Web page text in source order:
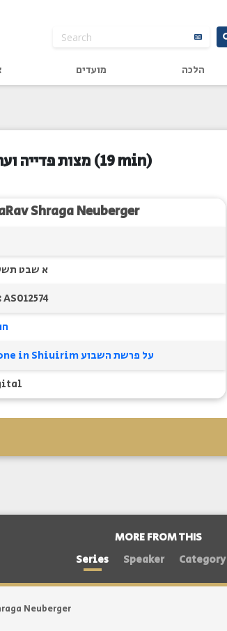
הלכה מועדים
מצות פדייה(19 min)
Shraga Neuberger
א שבט
AS012574
Alumni Phone in Shiuirim על פרשת השבוע
MORE FROM THIS
Series
Speaker Category
Neuberger